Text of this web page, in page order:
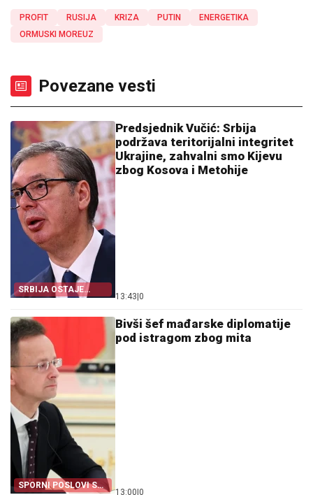
PROFIT RUSIJA KRIZA PUTIN
ENERGETIKA
ORMUSKI MOREUZ
Povezane vesti
SRBIJA OSTAJE
DOSLJEDNA POVELJI
Predsjednik Vučić: Srbija
podržava teritorijalni integritet
Ukrajine, zahvalni smo Kijevu
zbog Kosova i Metohije
13:43 0
SPORNI POSLOVI SA
Bivši šef mađarske diplomatije
pod istragom zbog mita
13:00 0